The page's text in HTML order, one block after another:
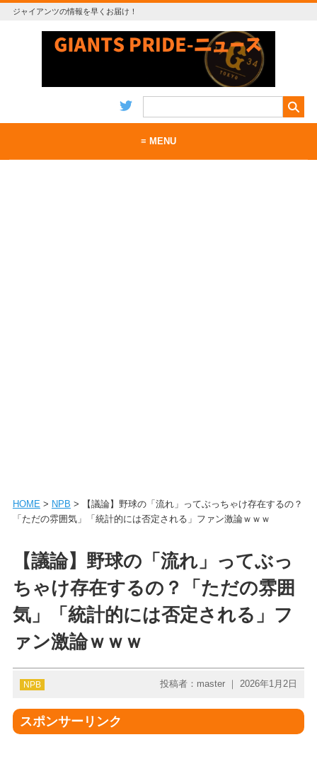
ジャイアンツの情報を早くお届け！
≡ MENU
HOME> NPB > 【議論】野球の「流れ」ってぶっちゃけ存在するの？
「ただの雰囲気」「統計的には否定される」ファン激論ｗｗｗ
【議論】野球の「流れ」ってぶっ
ちゃけ存在するの？「ただの雰囲
気」「統計的には否定される」フ
ァン激論ｗｗｗ
NPB 投稿者：master ｜ 2026年1月2日
スポンサーリンク